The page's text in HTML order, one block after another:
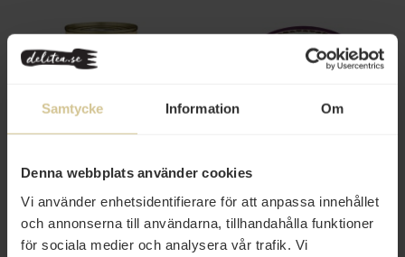
Samtycke Information Om
Denna webbplats använder cookies
Vi använder enhetsidentifierare för att anpassa innehållet
och annonserna till användarna, tillhandahålla funktioner
för sociala medier och analysera vår trafik. Vi
27 kr
Sevan Baba Ghannouge 380g
Köp
Sevan Vinbladsdolmar 280g
Köp